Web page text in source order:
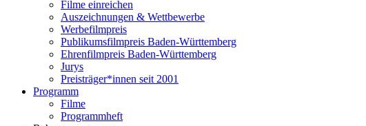
Filme einreichen
Auszeichnungen & Wettbewerbe
Werbefilmpreis
Publikumsfilmpreis Baden-Württemberg
Ehrenfilmpreis Baden-Württemberg
Jurys
Preisträger*innen seit 2001
Programm
Filme
Programmheft